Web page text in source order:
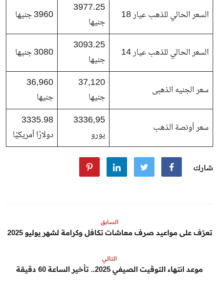
السعر الحالي للذهب عيار 18
3977.25
جنيها
3960 جنيها
السعر الحالي للذهب عيار 14
3093.25
جنيها
3080 جنيها
سعر الجنيه الذهبى
37,120
جنيها
36,960
جنيها
سعر أونصة الذهب
3336,95
يورو
3335.98
دولارًا أمريكيًا
شارك
السابق
تعرّف على مواعيد صرف معاشات تكافل وكرامة لشهر يوليو 2025
التالي
موعد انتهاء التوقيت الصيفي 2025.. تأخير الساعة 60 دقيقة